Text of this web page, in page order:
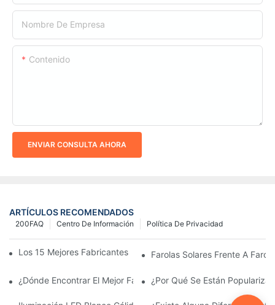
Nombre De Empresa
Contenido
ENVIAR CONSULTA AHORA
ARTÍCULOS RECOMENDADOS
Política De Privacidad
Centro De Información
200FAQ
Los 15 Mejores Fabricantes De Farolas Solares Del Mundo
Farolas Solares Frente A
¿Dónde Encontrar El Mejor Fabricante De Farolas Solares?
¿Por Qué Se Están